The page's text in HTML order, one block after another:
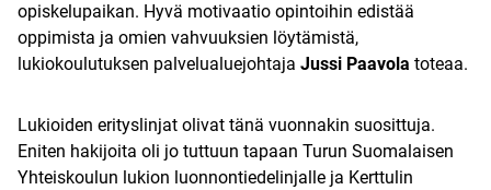
opiskelupaikan. Hyvä motivaatio opintoihin edistää
oppimista ja omien vahvuuksien löytämistä,
lukiokoulutuksen palvelualuejohtaja Jussi Paavola toteaa.
Lukioiden erityslinjat olivat tänä vuonnakin suosittuja.
Eniten hakijoita oli jo tuttuun tapaan Turun Suomalaisen
Yhteiskoulun lukion luonnontiedelinjalle ja Kerttulin